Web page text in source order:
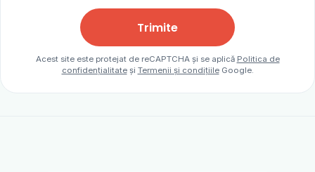
Trimite
Acest site este protejat de reCAPTCHA și se aplică Politica de
confidențialitateși Termenii și condițiileGoogle.